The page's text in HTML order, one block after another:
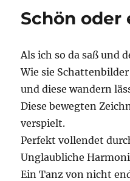
Schön oder
Als ich so da saß und
Wie sie
und diese wandern
Diese bewegten
verspielt.
Perfekt vollendet
Unglaubliche
Ein Tanz von nicht